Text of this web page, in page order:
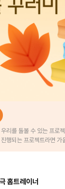
리를 돌볼 수 있는 프로
행되는 프로젝트라면
홈트레이너